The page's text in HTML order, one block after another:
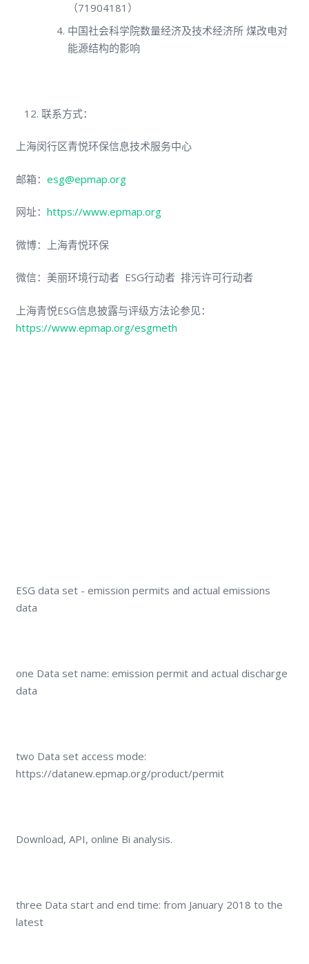
（71904181）
中国社会科学院数量经济及技术经济所 煤改电对
能源结构的影响
联系方式：
上海闵行区青悦环保信息技术服务中心
邮箱： esg@epmap.org
网址： https://www.epmap.org
微博：上海青悦环保
微信：美丽环境行动者 ESG行动者 排污许可行动者
上海青悦ESG信息披露与评级方法论参见：
https://www.epmap.org/esgmeth
ESG data set - emission permits and actual emissions
data
one Data set name: emission permit and actual discharge
data
two Data set access mode:
https://datanew.epmap.org/product/permit
Download, API, online Bi analysis.
three Data start and end time: from January 2018 to the
latest